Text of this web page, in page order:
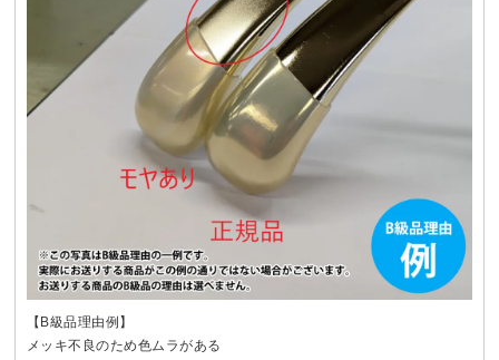
【B級品理由例】
メッキ不良のため色ムラがある